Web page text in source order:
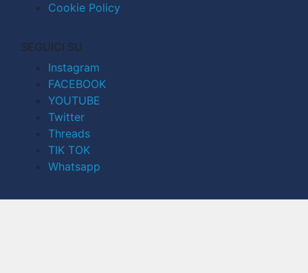
Cookie Policy
SEGUICI SU
Instagram
FACEBOOK
YOUTUBE
Twitter
Threads
TIK TOK
Whatsapp